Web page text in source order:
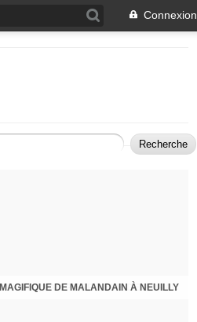
Connexion
MAGIFIQUE DE MALANDAIN À NEUILLY